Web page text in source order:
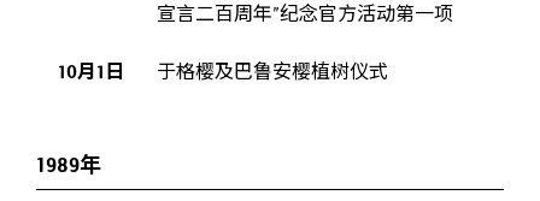
宣言二百周年”纪念官方活动第一项
10月1日 于格樱及巴鲁安樱植树仪式
1989年